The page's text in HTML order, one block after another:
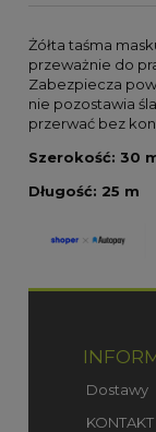
Żółta taśma
przeważnie do
Zabezpiecza
nie pozostawia
przerwać bez
Szerokość: 30
Długość: 25 m
Dostawy
KONTAKT